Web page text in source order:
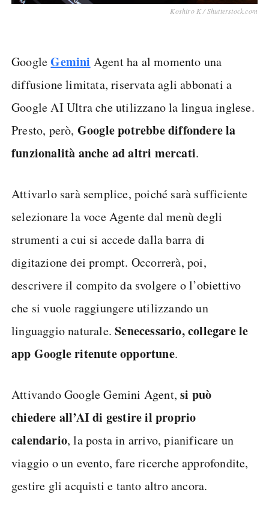
Koshiro K / Shutterstock.com
GoogleGemini Agent ha al momento una
diffusione limitata, riservata agli abbonati a
Google AI Ultra che utilizzano la lingua inglese.
Presto, però, Google potrebbe diffondere la
funzionalità anche ad altri mercati.
Attivarlo sarà semplice, poiché sarà sufficiente
selezionare la voce Agente dal menù degli
strumenti a cui si accede dalla barra di
digitazione dei prompt. Occorrerà, poi,
descrivere il compito da svolgere o l’obiettivo
che si vuole raggiungere utilizzando un
linguaggio naturale.Senecessario, collegare le
app Google ritenute opportune.
Attivando Google Gemini Agent,si può
chiedere all’AI di gestire il proprio
calendario, la posta in arrivo, pianificare un
viaggio o un evento, fare ricerche approfondite,
gestire gli acquisti e tanto altro ancora.